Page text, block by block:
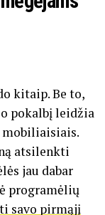
kitaip. Be to,
pokalbį leidžia
mobiliaisiais.
atsilenkti
jau dabar
programėlių
savo pirmąjį